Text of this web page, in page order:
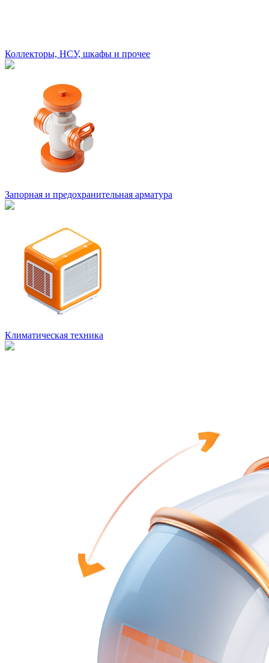
Коллекторы, НСУ, шкафы и прочее
Запорная и предохранительная арматура
Климатическая техника